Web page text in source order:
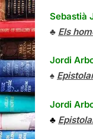
Sebastià
♣ Els
Jordi
♠
Jordi
♣